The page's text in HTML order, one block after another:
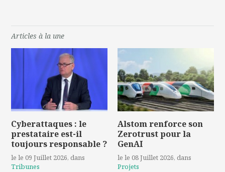
Articles à la une
Cyberattaques : le
prestataire est-il
toujours responsable ?
le le 09 Juillet 2026, dans
Tribunes
Alstom renforce son
Zerotrust pour la
GenAI
le le 08 Juillet 2026, dans
Projets